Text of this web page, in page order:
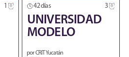
1 42 días 3
UNIVERSIDAD
MODELO
por CRIT Yucatán